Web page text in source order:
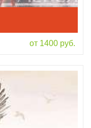
от 1400 руб.